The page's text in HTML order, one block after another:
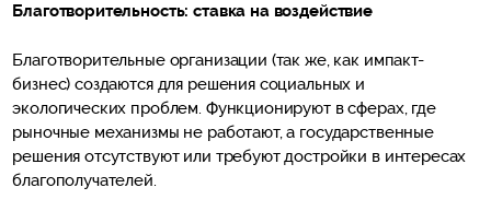
Благотворительность: ставка на воздействие
Благотворительные организации (так же, как импакт-
бизнес) создаются для решения социальных и
экологических проблем. Функционируют в сферах, где
рыночные механизмы не работают, а государственные
решения отсутствуют или требуют достройки в интересах
благополучателей.